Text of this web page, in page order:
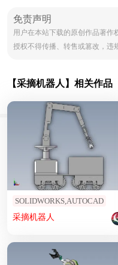
免责声明
用户在本站下载的原创作品著作
授权不得传播、转售或篡改，违
【采摘机器人】相关作品
SOLIDWORKS,AUTOCAD
采摘机器人